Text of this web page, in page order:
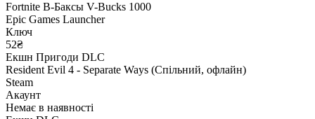
Fortnite В-Баксы V-Bucks 1000
Epic Games Launcher
Ключ
52₴
Екшн Пригоди DLC
Resident Evil 4 - Separate Ways (Спільний, офлайн)
Steam
Акаунт
Немає в наявності